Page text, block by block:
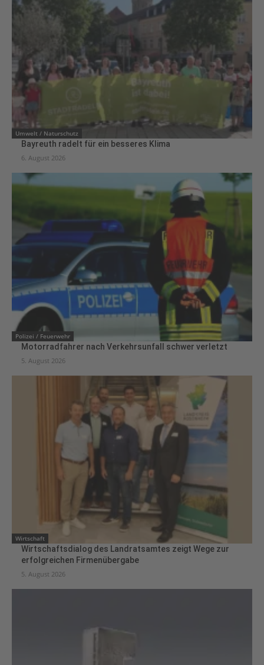
Umwelt / Naturschutz
Bayreuth radelt für ein besseres Klima
6. August 2026
Polizei / Feuerwehr
Motorradfahrer nach Verkehrsunfall schwer verletzt
5. August 2026
Wirtschaft
Wirtschaftsdialog des Landratsamtes zeigt Wege zur
erfolgreichen Firmenübergabe
5. August 2026